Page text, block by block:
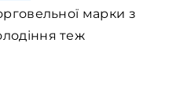
марки з
теж